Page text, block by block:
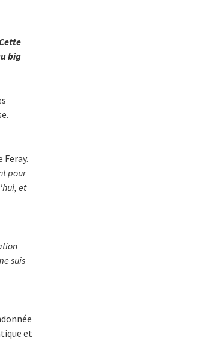
big
pour
et
suis
et